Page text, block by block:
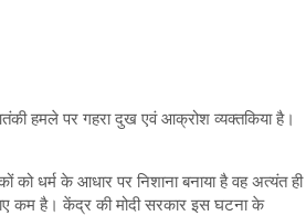
हमले पर गहरा दुख एवं आक्रोश व्यक्तकिया है।
धर्म के आधार पर निशाना बनाया है वह अत्यंत ही
कम है। केंद्र की मोदी सरकार इस घटना के